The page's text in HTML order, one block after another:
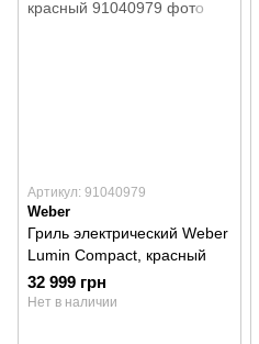
Артикул: 91040979
Weber
Гриль электрический Weber
Lumin Compact, красный
32 999 грн
Нет в наличии